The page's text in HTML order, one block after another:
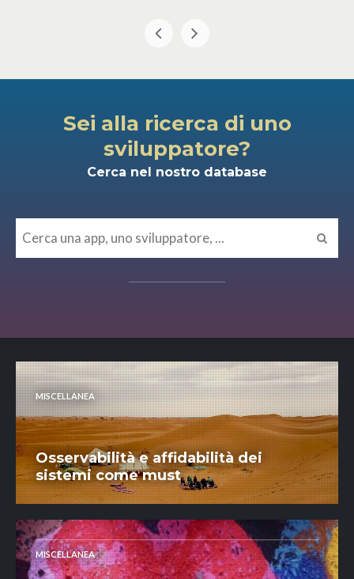
Sei alla ricerca di uno
sviluppatore?
Cerca nel nostro database
MISCELLANEA
Osservabilità e affidabilità dei
sistemi come must
MISCELLANEA